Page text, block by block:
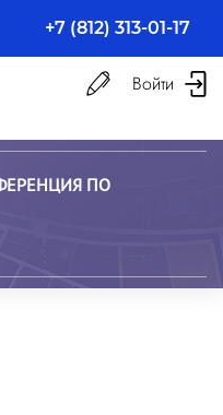
+7 (812) 313-01-17
Войти
ПО